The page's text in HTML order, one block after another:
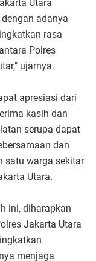
Utara
adanya
rasa
Polres
ujarnya.
apresiasi dari
kasih dan
serupa dapat
dan
satu warga sekitar
Utara.
ini, diharapkan
Jakarta Utara
menjaga